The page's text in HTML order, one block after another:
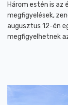
Három estén is az
megfigyelések,
augusztus 12-én
megfigyelhetnek